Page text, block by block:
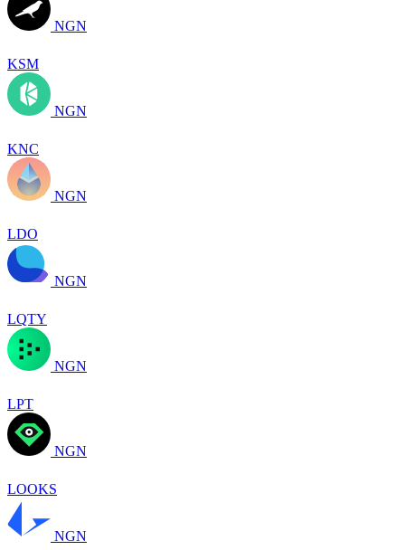
NGN
KSM
NGN
KNC
NGN
LDO
NGN
LQTY
NGN
LPT
NGN
LOOKS
NGN